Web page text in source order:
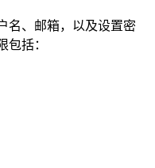
名、邮箱，以及设置密
包括：